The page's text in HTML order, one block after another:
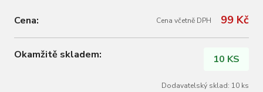
Cena: Cena včetně DPH 99 Kč
Okamžitě skladem: 10 KS
Dodavatelský sklad: 10 ks